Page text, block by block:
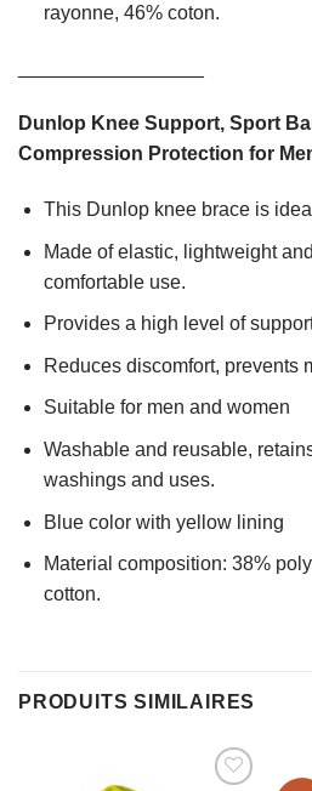
rayonne, 46% coton.
Dunlop Knee Support, Sport
Compression Protection for
This Dunlop knee brace is
Made of elastic, lightweight
comfortable use.
Provides a high level of
Reduces discomfort, prevents
Suitable for men and women
Washable and reusable,
washings and uses.
Blue color with yellow lining
Material composition: 38%
cotton.
PRODUITS SIMILAIRES